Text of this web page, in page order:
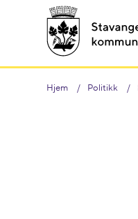
Hjem Politikk